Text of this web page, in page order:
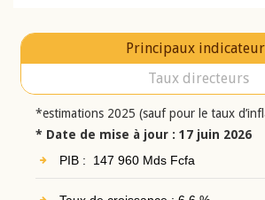
Principaux
Taux directeurs
*estimations 2025 (sauf pour le taux
* Date de mise à jour : 17 juin 2026
PIB : 147 960 Mds Fcfa